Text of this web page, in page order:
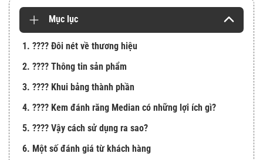
Mục lục
1. ???? Đôi nét về thương hiệu
2. ???? Thông tin sản phẩm
3. ???? Khui bảng thành phần
4. ???? Kem đánh răng Median có những lợi ích gì?
5. ???? Vậy cách sử dụng ra sao?
6. Một số đánh giá từ khách hàng